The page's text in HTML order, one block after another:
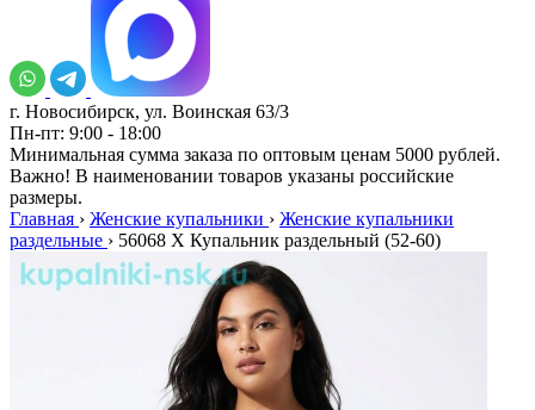
г. Новосибирск, ул. Воинская 63/3
Пн-пт: 9:00 - 18:00
Минимальная сумма заказа по оптовым ценам 5000 рублей.
Важно! В наименовании товаров указаны российские
размеры.
Главная › Женские купальники › Женские купальники
раздельные › 56068 Х Купальник раздельный (52-60)